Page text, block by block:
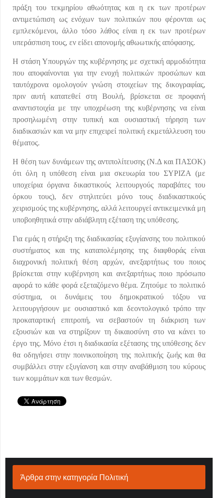
πράξη του τεκμηρίου αθωότητας και η εκ των προτέρων
αντιμετώπιση ως ενόχων των πολιτικών που φέρονται ως
εμπλεκόμενοι, άλλο τόσο λάθος είναι η εκ των προτέρων
υπεράσπιση τους, εν είδει απονομής αθωωτικής απόφασης.
Η στάση Υπουργών της κυβέρνησης με σχετική αρμοδιότητα
που αποφαίνονται για την ενοχή πολιτικών προσώπων και
ταυτόχρονα ομολογούν γνώση στοιχείων της δικογραφίας,
πριν αυτή κατατεθεί στη Βουλή, βρίσκεται σε προφανή
αναντιστοιχία με την υποχρέωση της κυβέρνησης να είναι
προσηλωμένη στην τυπική και ουσιαστική τήρηση των
διαδικασιών και να μην επιχειρεί πολιτική εκμετάλλευση του
θέματος.
Η θέση των δυνάμεων της αντιπολίτευσης (Ν.Δ και ΠΑΣΟΚ)
ότι όλη η υπόθεση είναι μια σκευωρία του ΣΥΡΙΖΑ (με
υποχείρια όργανα δικαστικούς λειτουργούς παραβάτες του
όρκου τους), δεν στηλιτεύει μόνο τους διαδικαστικούς
χειρισμούς της κυβέρνησης, αλλά λειτουργεί αντικειμενικά μη
υποβοηθητικά στην αδιάβλητη εξέταση της υπόθεσης.
Για εμάς η στήριξη της διαδικασίας εξυγίανσης του πολιτικού
συστήματος και της καταπολέμησης της διαφθοράς είναι
διαχρονική πολιτική θέση αρχών, ανεξαρτήτως του ποιος
βρίσκεται στην κυβέρνηση και ανεξαρτήτως ποιο πρόσωπο
αφορά το κάθε φορά εξεταζόμενο θέμα. Ζητούμε το πολιτικό
σύστημα, οι δυνάμεις του δημοκρατικού τόξου να
λειτουργήσουν με ουσιαστικό και δεοντολογικό τρόπο την
προκαταρτική επιτροπή, να σεβαστούν τη διάκριση των
εξουσιών και να στηρίξουν τη δικαιοσύνη στο να κάνει το
έργο της. Μόνο έτσι η διαδικασία εξέτασης της υπόθεσης δεν
θα οδηγήσει στην ποινικοποίηση της πολιτικής ζωής και θα
συμβάλλει στην εξυγίανση και στην αναβάθμιση του κύρους
των κομμάτων και των θεσμών.
Άρθρα στην κατηγορία Πολιτική